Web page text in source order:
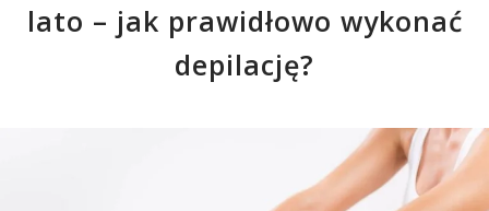
lato – jak prawidłowo wykonać
depilację?